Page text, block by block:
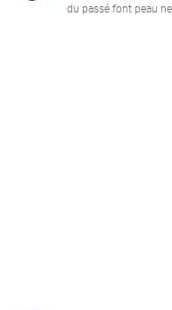
du passé font peau